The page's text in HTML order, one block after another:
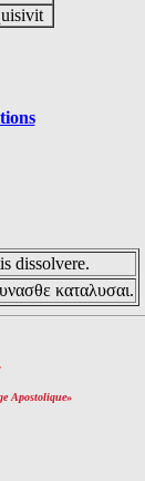
dissolvere.
καταλυσαι.
Apostolique»